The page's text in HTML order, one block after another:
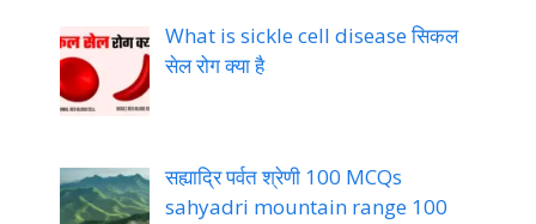
What is sickle cell disease सिकल
सेल रोग क्या है
सह्याद्रि पर्वत श्रेणी 100 MCQs
sahyadri mountain range 100